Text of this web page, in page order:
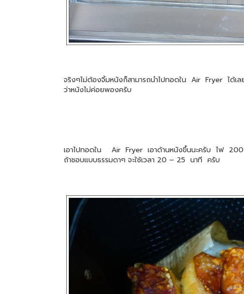
จริงๆไม่ต้องจิ้มหนังก็สามารถนำไปทอดใน Air Fryer ได้
ว่าหนังไม่ค่อยพองครับ
เอาไปทอดใน Air Fryer เอาด้านหนังขึ้นนะครับ ไฟ
ถ้าชอบแบบธรรมดาๆ จะใช้เวลา 20 – 25 นาที ครับ